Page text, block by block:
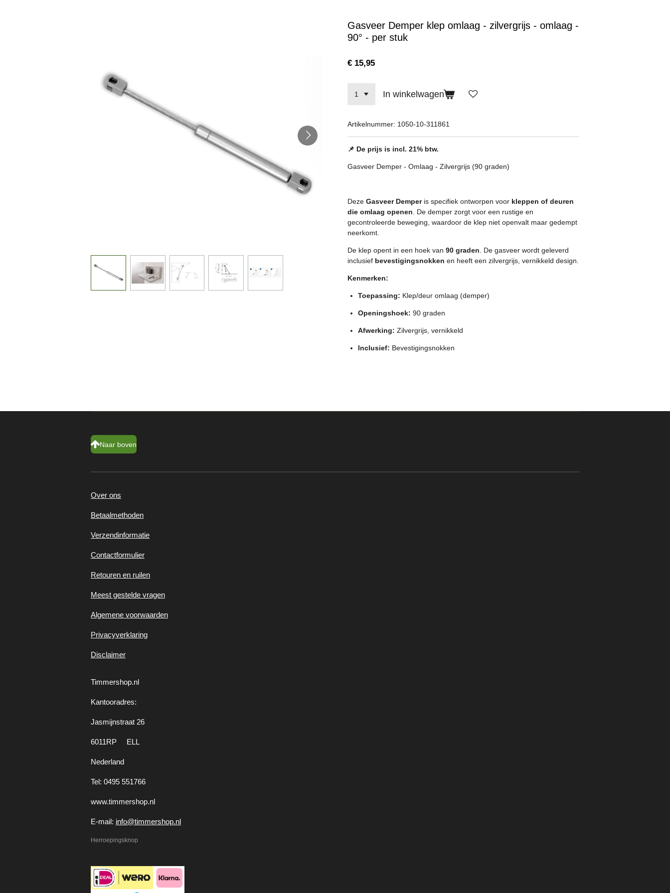
Gasveer Demper klep omlaag - zilvergrijs - omlaag -
90° - per stuk
€ 15,95
In winkelwagen
Artikelnummer: 1050-10-311861
📌 De prijs is incl. 21% btw.
Gasveer Demper - Omlaag - Zilvergrijs (90 graden)
Deze Gasveer Demperis specifiek ontworpen voor kleppen of deuren
die omlaag openen . De demper zorgt voor een rustige en
gecontroleerde beweging, waardoor de klep niet openvalt maar gedempt
neerkomt.
De klep opent in een hoek van 90 graden . De gasveer wordt geleverd
inclusief bevestigingsnokken en heeft een zilvergrijs, vernikkeld design.
Kenmerken:
Toepassing: Klep/deur omlaag (demper)
Openingshoek: 90 graden
Afwerking: Zilvergrijs, vernikkeld
Inclusief: Bevestigingsnokken
Naar boven
Over ons
Betaalmethoden
Verzendinformatie
Contactformulier
Retouren en ruilen
Meest gestelde vragen
Algemene voorwaarden
Privacyverklaring
Disclaimer
Timmershop.nl
Kantooradres:
Jasmijnstraat 26
6011RP ELL
Nederland
Tel: 0495 551766
www.timmershop.nl
E-mail: info@timmershop.nl
Herroepingsknop